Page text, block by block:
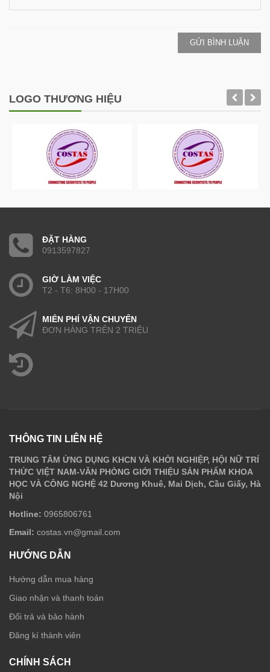
GỬI BÌNH LUẬN
LOGO THƯƠNG HIỆU
ĐẶT HÀNG
0913597827
GIỜ LÀM VIỆC
T2 - T6: 8H00 - 17H00
MIỄN PHÍ VẬN CHUYỂN
ĐƠN HÀNG TRÊN 2 TRIỆU
THÔNG TIN LIÊN HỆ
TRUNG TÂM ỨNG DỤNG KHCN VÀ KHỞI NGHIỆP, HỘI NỮ TRÍ
THỨC VIỆT NAM-VĂN PHÒNG GIỚI THIỆU SẢN PHẨM KHOA
HỌC VÀ CÔNG NGHỆ 42 Dương Khuê, Mai Dịch, Cầu Giấy, Hà
Nội
Hotline: 0965806761
Email: costas.vn@gmail.com
HƯỚNG DẪN
Hướng dẫn mua hàng
Giao nhận và thanh toán
Đổi trả và bảo hành
Đăng kí thành viên
CHÍNH SÁCH